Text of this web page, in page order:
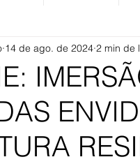
14 de ago. de 2024 2 min de